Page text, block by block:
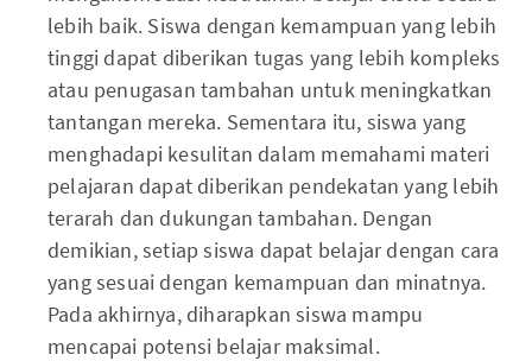
lebih baik. Siswa dengan kemampuan yang lebih
tinggi dapat diberikan tugas yang lebih kompleks
atau penugasan tambahan untuk meningkatkan
tantangan mereka. Sementara itu, siswa yang
menghadapi kesulitan dalam memahami materi
pelajaran dapat diberikan pendekatan yang lebih
terarah dan dukungan tambahan. Dengan
demikian, setiap siswa dapat belajar dengan cara
yang sesuai dengan kemampuan dan minatnya.
Pada akhirnya, diharapkan siswa mampu
mencapai potensi belajar maksimal.